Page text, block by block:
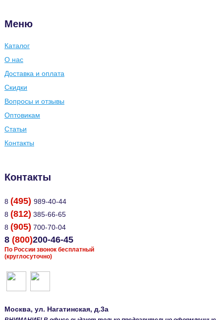
Меню
Каталог
О нас
Доставка и оплата
Скидки
Вопросы и отзывы
Оптовикам
Статьи
Контакты
Контакты
8 (495) 989-40-44
8 (812) 385-66-65
8 (905) 700-70-04
8 (800)200-46-45
По России звонок бесплатный
(круглосуточно)
Москва, ул. Нагатинская, д.3а